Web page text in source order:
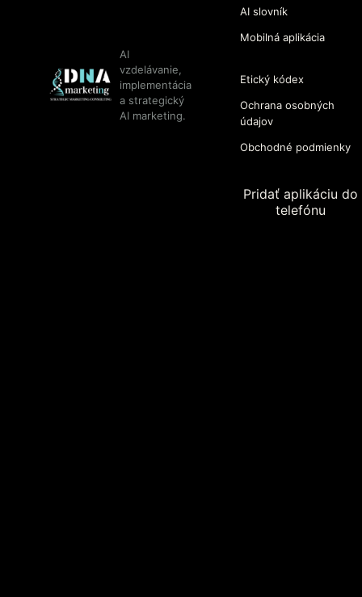
AI
vzdelávanie,
implementácia
a strategický
AI marketing.
AI slovník
Mobilná aplikácia
Etický kódex
Ochrana osobných
údajov
Obchodné podmienky
Pridať aplikáciu do
telefónu